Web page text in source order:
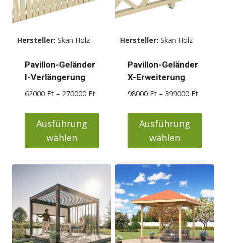
Hersteller: Skan Holz
Pavillon-Geländer
I-Verlängerung
62000 Ft – 270000 FtPreisspanne:
bis
Ausführung
wählen
Produkt
mehrere
Varianten
auf.
Die
Hersteller: Skan Holz
Pavillon-Geländer
X-Erweiterung
98000 Ft – 399000 Ft
bis
Ausführung
wählen
Produkt
weist
mehrere
Varianten
auf.
Die